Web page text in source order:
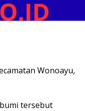
Wonoayu,
tersebut